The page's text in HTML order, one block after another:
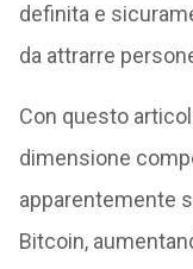
definita e
da attrarre
Con questo
dimensione
apparentemente
Bitcoin,